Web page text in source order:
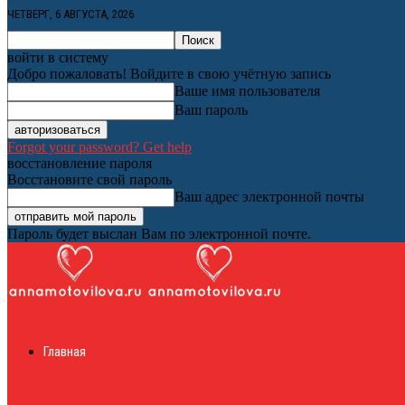
ЧЕТВЕРГ, 6 АВГУСТА, 2026
войти в систему
Добро пожаловать! Войдите в свою учётную запись
Ваше имя пользователя
Ваш пароль
Forgot your password? Get help
восстановление пароля
Восстановите свой пароль
Ваш адрес электронной почты
Пароль будет выслан Вам по электронной почте.
Главная